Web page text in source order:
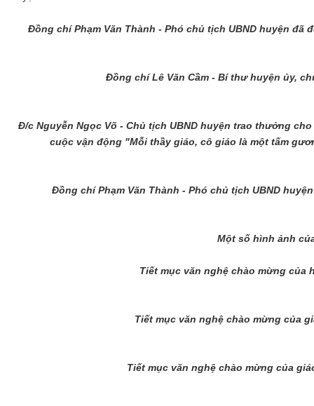
Đồng chí Phạm Văn Thành - Phó chủ tịch UBND huyện đã
Đồng chí Lê Văn Cầm - Bí thư huyện ủy,
Đ/c Nguyễn Ngọc Võ - Chủ tịch UBND huyện trao thưởng
cuộc vận động "Mỗi thầy giáo, cô giáo là một tấm
Đồng chí Phạm Văn Thành - Phó chủ tịch UBND
Một số hình ảnh
Tiết mục văn nghệ chào mừng của
Tiết mục văn nghệ chào mừng của
Tiết mục văn nghệ chào mừng của